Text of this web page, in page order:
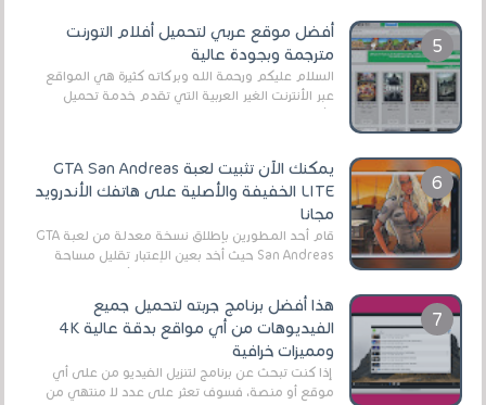
أفضل موقع عربي لتحميل أفلام التورنت
مترجمة وبجودة عالية
السلام عليكم ورحمة الله وبركاته كثيرة هي المواقع
عبر الأنترنت الغير العربية التي تقدم خدمة تحميل
الأفلام على التورنت ، ومعظم هذه المواقع ل...
يمكنك الآن تثبيت لعبة GTA San Andreas
LITE الخفيفة والأصلية على هاتفك الأندرويد
مجانا
قام أحد المطورين بإطلاق نسخة معدلة من لعبة GTA
San Andreas حيث أخد بعين الإعتبار تقليل مساحة
هذا أفضل برنامج جربته لتحميل جميع
الفيديوهات من أي مواقع بدقة عالية 4K
ومميزات خرافية
إذا كنت تبحث عن برنامج لتنزيل الفيديو من على أي
موقع أو منصة، فسوف تعثر على عدد لا منتهي من